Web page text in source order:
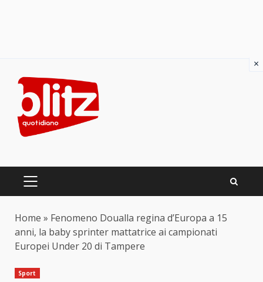
content
PRIMARY
Home » Fenomeno Doualla regina d’Europa a 15
anni, la baby sprinter mattatrice ai campionati
Europei Under 20 di Tampere
Sport
×